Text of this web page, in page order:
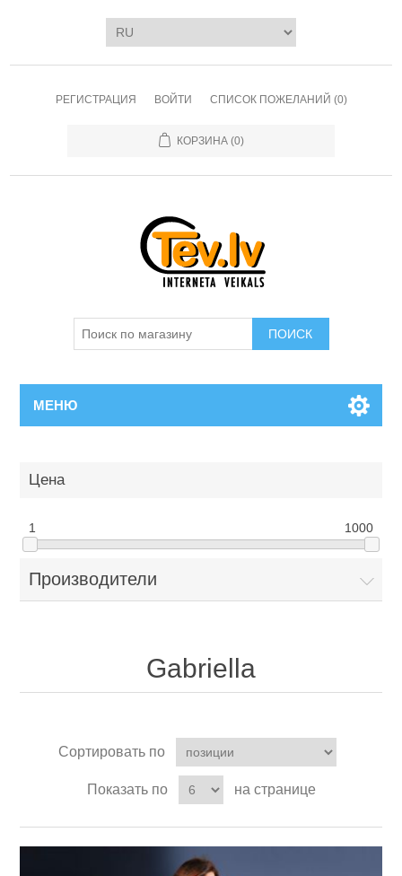
РЕГИСТРАЦИЯ ВОЙТИ СПИСОК ПОЖЕЛАНИЙ (0)
КОРЗИНА (0)
ПОИСК
МЕНЮ
Цена
1 1000
Производители
Gabriella
Сортировать по
Показать по на странице